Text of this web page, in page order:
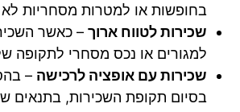
בחופשות או למטרות מסחריות
שכירות לטווח ארוך – כאשר
למגורים או נכס מסחרי לתקופה
שכירות עם אופציה לרכישה –
בסיום תקופת השכירות, בתנאים